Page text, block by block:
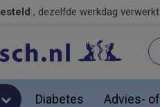
, dezelfde werkdag verwerkt.
Diabetes Advies-